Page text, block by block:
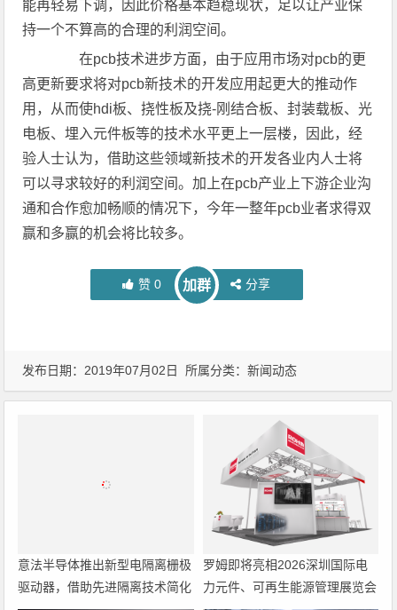
能再轻易下调，因此价格基本趋稳现状，足以让产业保
持一个不算高的合理的利润空间。
在pcb技术进步方面，由于应用市场对pcb的更
高更新要求将对pcb新技术的开发应用起更大的推动作
用，从而使hdi板、挠性板及挠-刚结合板、封装载板、光
电板、埋入元件板等的技术水平更上一层楼，因此，经
验人士认为，借助这些领域新技术的开发各业内人士将
可以寻求较好的利润空间。加上在pcb产业上下游企业沟
通和合作愈加畅顺的情况下，今年一整年pcb业者求得双
赢和多赢的机会将比较多。
赞 0 加群 分享
发布日期：2019年07月02日 所属分类：新闻动态
意法半导体推出新型电隔离栅极
驱动器，借助先进隔离技术简化
罗姆即将亮相2026深圳国际电
力元件、可再生能源管理展览会